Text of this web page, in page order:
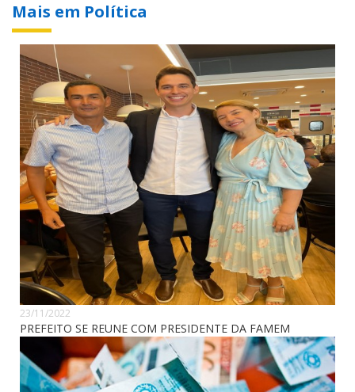
Mais em Política
23/11/2022
PREFEITO SE REUNE COM PRESIDENTE DA FAMEM